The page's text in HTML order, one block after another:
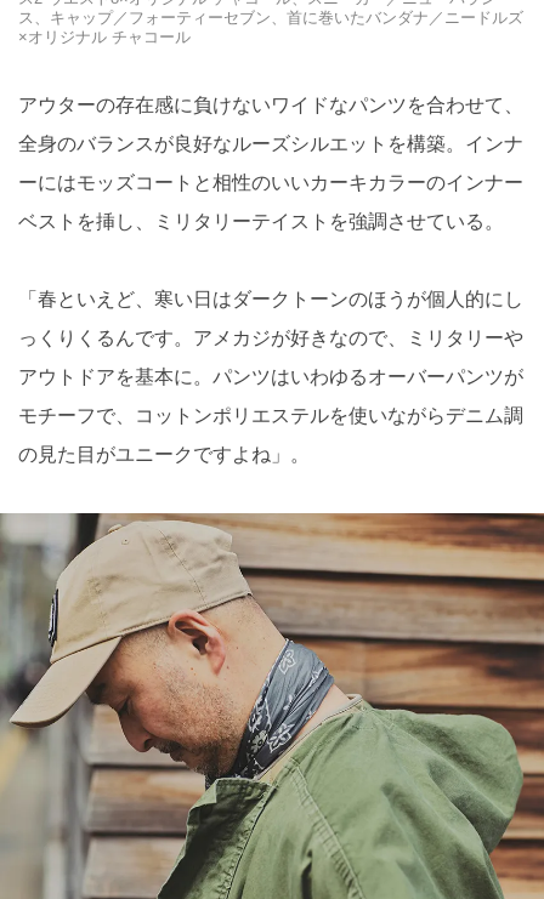
ス、キャップ／フォーティーセブン、首に巻いたバンダナ／ニードルズ
×オリジナル チャコール
アウターの存在感に負けないワイドなパンツを合わせて、
全身のバランスが良好なルーズシルエットを構築。インナ
ーにはモッズコートと相性のいいカーキカラーのインナー
ベストを挿し、ミリタリーテイストを強調させている。
「春といえど、寒い日はダークトーンのほうが個人的にし
っくりくるんです。アメカジが好きなので、ミリタリーや
アウトドアを基本に。パンツはいわゆるオーバーパンツが
モチーフで、コットンポリエステルを使いながらデニム調
の見た目がユニークですよね」。